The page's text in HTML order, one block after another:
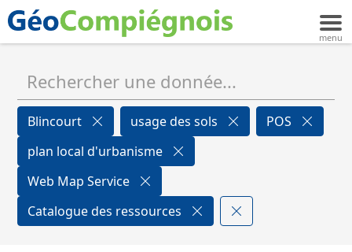
Blincourt usage des sols
POS
plan local d'urbanisme
Web Map Service
Catalogue des ressources